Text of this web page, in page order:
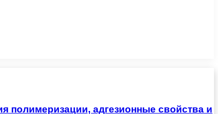
полимеризации, адгезионные свойства и